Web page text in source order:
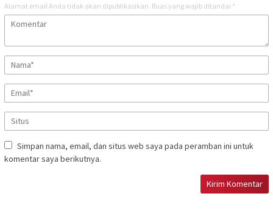
Alamat email Anda tidak akan dipublikasikan. Ruas yang wajib ditandai *
Simpan nama, email, dan situs web saya pada peramban ini untuk
komentar saya berikutnya.